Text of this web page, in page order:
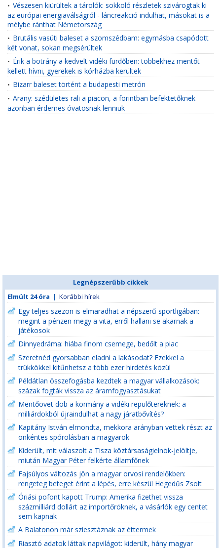
• Vészesen kiürültek a tárolók: sokkoló részletek szivárogtak ki
az európai energiaválságról - láncreakció indulhat, másokat is a
mélybe ránthat Németország
• Brutális vasúti baleset a szomszédbam: egymásba csapódott
két vonat, sokan megsérültek
• Érik a botrány a kedvelt vidéki fürdőben: többekhez mentőt
kellett hívni, gyerekek is kórházba kerültek
• Bizarr baleset történt a budapesti metrón
• Arany: szédületes rali a piacon, a forintban befektetőknek
azonban érdemes óvatosnak lenniük
Legnépszerűbb cikkek
Elmúlt 24 óra | Korábbi hírek
Egy teljes szezon is elmaradhat a népszerű sportligában:
megint a pénzen megy a vita, erről hallani se akarnak a
játékosok
Dinnyedráma: hiába finom csemege, bedőlt a piac
Szeretnéd gyorsabban eladni a lakásodat? Ezekkel a
trükkökkel kitűnhetsz a több ezer hirdetés közül
Példátlan összefogásba kezdtek a magyar vállalkozások:
százak fogták vissza az áramfogyasztásukat
Mentőövet dob a kormány a vidéki repülőtereknek: a
milliárdokból újraindulhat a nagy járatbővítés?
Kapitány István elmondta, mekkora arányban vettek részt az
önkéntes spórolásban a magyarok
Kiderült, mit válaszolt a Tisza köztársaságielnök-jelöltje,
miután Magyar Péter felkérte államfőnek
Fajsúlyos változás jön a magyar orvosi rendelőkben:
rengeteg beteget érint a lépés, erre készül Hegedűs Zsolt
Óriási pofont kapott Trump: Amerika fizethet vissza
százmilliárd dollárt az importőröknek, a vásárlók egy centet
sem kapnak
A Balatonon már sziesztáznak az éttermek
Riasztó adatok láttak napvilágot: kiderült, hány magyar